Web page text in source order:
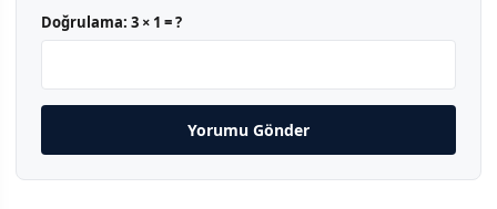
Doğrulama: 3 × 1 = ?
Yorumu Gönder